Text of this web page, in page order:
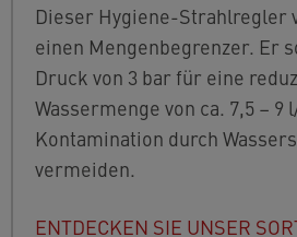
Dieser Hygiene-Strahlregler
einen Mengenbegrenzer. Er
Druck von 3 bar für eine
Wassermenge von ca. 7,5 – 9
Kontamination durch
vermeiden.
ENTDECKEN SIE UNSER